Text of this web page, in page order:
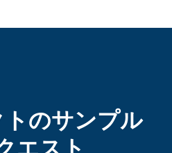
のサンプル
エスト